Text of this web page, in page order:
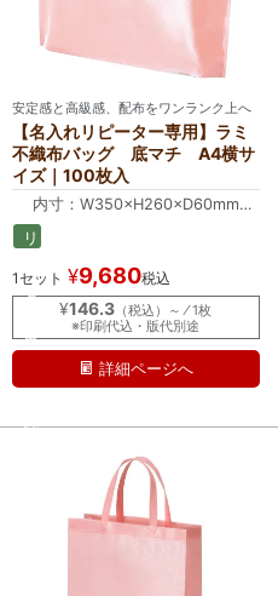
安定感と高級感、配布をワンランク上へ
【名入れリピーター専用】ラミ
不織布バッグ 底マチ A4横サ
イズ｜100枚入
内寸：W350×H260×D60mm
外寸：W410×H260×D60mm
リ
ー
タ
専
れ
1セット ¥9,680税込
¥146.3 （税込）～ ⁄ 1枚
※印刷代込・版代別途
詳細ページへ